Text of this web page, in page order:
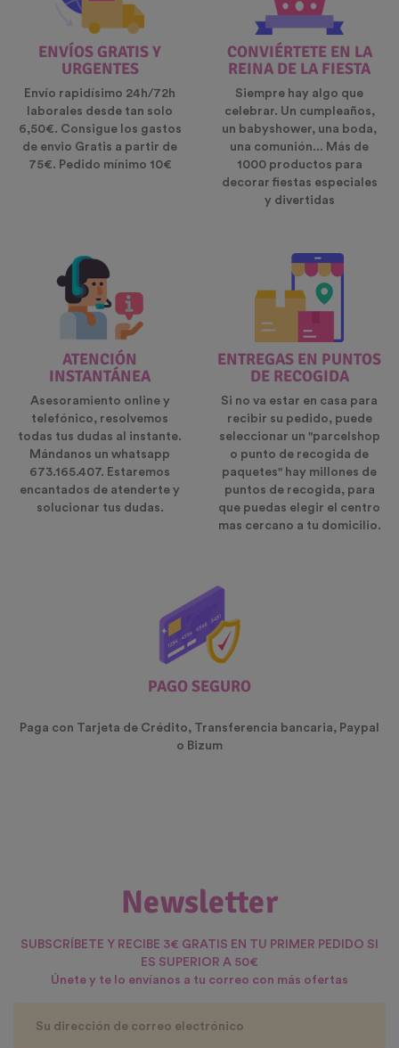
ENVÍOS GRATIS Y
URGENTES
Envío rapidísimo 24h/72h
laborales desde tan solo
6,50€. Consigue los gastos
de envio Gratis a partir de
75€. Pedido mínimo 10€
CONVIÉRTETE EN LA
REINA DE LA FIESTA
Siempre hay algo que
celebrar. Un cumpleaños,
un babyshower, una boda,
una comunión... Más de
1000 productos para
decorar fiestas especiales
y divertidas
ATENCIÓN
INSTANTÁNEA
Asesoramiento online y
telefónico, resolvemos
todas tus dudas al instante.
Mándanos un whatsapp
673.165.407. Estaremos
encantados de atenderte y
solucionar tus dudas.
ENTREGAS EN PUNTOS
DE RECOGIDA
Si no va estar en casa para
recibir su pedido, puede
seleccionar un "parcelshop
o punto de recogida de
paquetes" hay millones de
puntos de recogida, para
que puedas elegir el centro
mas cercano a tu domicilio.
PAGO SEGURO
Paga con Tarjeta de Crédito, Transferencia bancaria, Paypal
o Bizum
Newsletter
SUBSCRÍBETE Y RECIBE 3€ GRATIS EN TU PRIMER PEDIDO SI
ES SUPERIOR A 50€
Únete y te lo envíanos a tu correo con más ofertas